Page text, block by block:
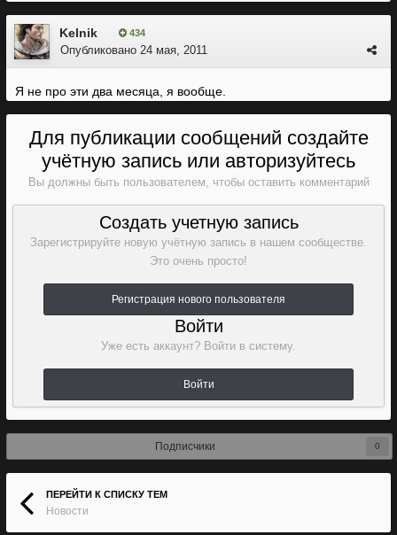
Kelnik 434
Опубликовано 24 мая, 2011
Я не про эти два месяца, я вообще.
Для публикации сообщений создайте
учётную запись или авторизуйтесь
Вы должны быть пользователем, чтобы оставить комментарий
Создать учетную запись
Зарегистрируйте новую учётную запись в нашем сообществе.
Это очень просто!
Регистрация нового пользователя
Войти
Уже есть аккаунт? Войти в систему.
Войти
Подписчики 0
ПЕРЕЙТИ К СПИСКУ ТЕМ
Новости